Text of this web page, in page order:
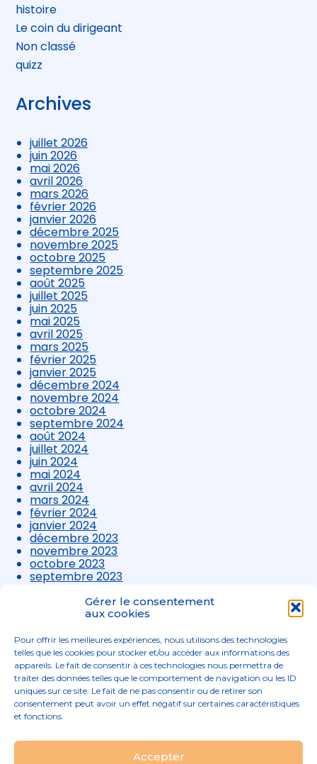
Gérer le consentement
aux cookies
Pour offrir les meilleures expériences, nous utilisons des technologies
telles que les cookies pour stocker et/ou accéder aux informations des
appareils. Le fait de consentir à ces technologies nous permettra de
traiter des données telles que le comportement de navigation ou les ID
uniques sur ce site. Le fait de ne pas consentir ou de retirer son
consentement peut avoir un effet négatif sur certaines caractéristiques
et fonctions.
Accepter
histoire
Le coin du dirigeant
Non classé
quizz
Archives
juillet 2026
juin 2026
mai 2026
avril 2026
mars 2026
février 2026
janvier 2026
décembre 2025
novembre 2025
octobre 2025
septembre 2025
août 2025
juillet 2025
juin 2025
mai 2025
avril 2025
mars 2025
février 2025
janvier 2025
décembre 2024
novembre 2024
octobre 2024
septembre 2024
août 2024
juillet 2024
juin 2024
mai 2024
avril 2024
mars 2024
février 2024
janvier 2024
décembre 2023
novembre 2023
octobre 2023
septembre 2023
août 2023
juillet 2023
avril 2023
mars 2023